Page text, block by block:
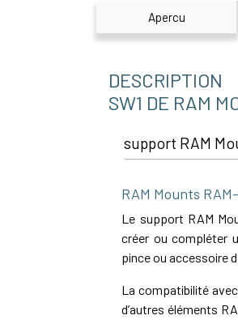
Apercu
SW1 DE RAM
support RAM
RAM Mounts
Le support RAM
créer ou compléter
pince ou accessoire
La compatibilité
d’autres éléments